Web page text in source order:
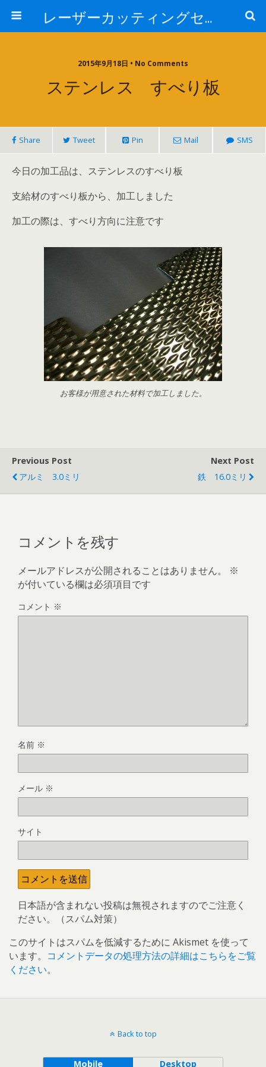
レーザーカッティングセンター 株式会社 中本鉄工所
2015年9月18日 • No Comments
ステンレス すべり板
Share Tweet Pin Mail SMS
今日の加工品は、ステンレスのすべり板
支給材のすべり板から、加工しました
加工の際は、すべり方向に注意です
お客様が用意された材料で加工しました。
Previous Post
アルミ 3.0ミリ
Next Post
鉄 16.0ミリ
コメントを残す
メールアドレスが公開されることはありません。
※
が付いている欄は必須項目です
コメント ※
名前 ※
メール ※
サイト
日本語が含まれない投稿は無視されますのでご注意く
ださい。（スパム対策）
このサイトはスパムを低減するために Akismet を使って
います。 コメントデータの処理方法の詳細はこちらをご覧
ください。
Back to top
Mobile Desktop